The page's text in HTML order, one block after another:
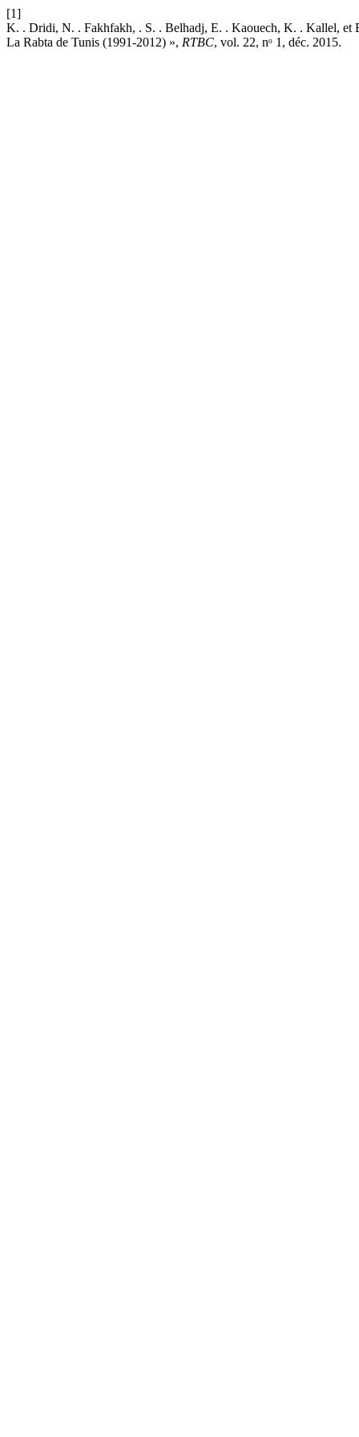
[1]
K. . Dridi, N. . Fakhfakh, . S. . Belhadj, E. . Kaouech, K. . Kallel, et
La Rabta de Tunis (1991-2012) », RTBC, vol. 22, nᵒ 1, déc. 2015.